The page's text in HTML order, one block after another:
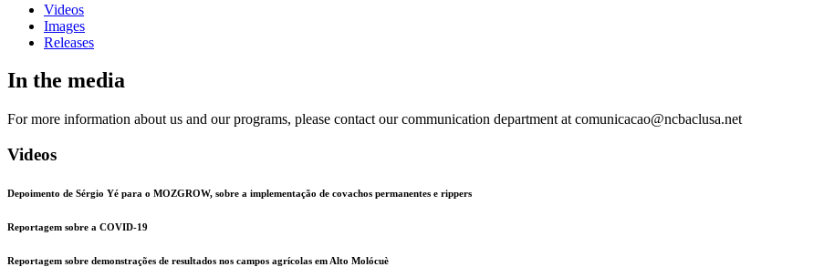
Videos
Images
Releases
In the media
For more information about us and our programs, please contact our communication department at comunicacao@ncbaclusa.net
Videos
Depoimento de Sérgio Yé para o MOZGROW, sobre a implementação de covachos permanentes e rippers
Reportagem sobre a COVID-19
Reportagem sobre demonstrações de resultados nos campos agrícolas em Alto Molócuè